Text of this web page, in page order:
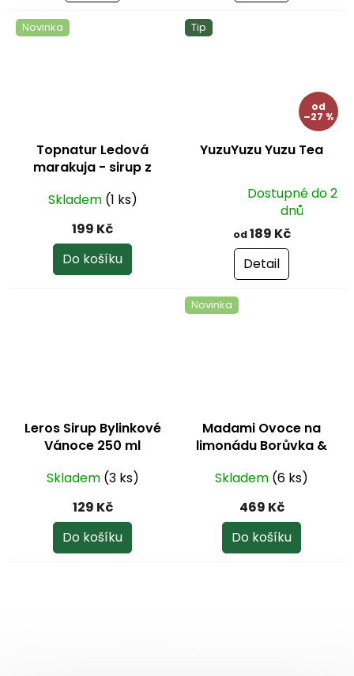
z
5
z
5
Novinka
Topnatur Ledová
marakuja - sirup z
Skladem (1 ks)
199 Kč
Do košíku
Tip
od
–27 %
YuzuYuzu Yuzu Tea
produktu
z
5
Dostupné do 2
dnů
od189 Kč
Detail
Leros Sirup Bylinkové
Vánoce 250 ml
Skladem (3 ks)
129 Kč
Do košíku
Novinka
Madami Ovoce na
limonádu Borůvka &
Skladem (6 ks)
469 Kč
Do košíku